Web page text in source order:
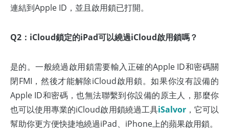
連結到Apple ID，並且啟用鎖已打開。
Q2：iCloud鎖定的iPad可以繞過iCloud啟用鎖嗎？
是的。一般繞過啟用鎖需要輸入正確的Apple ID和密碼關
閉FMI，然後才能解除iCloud啟用鎖。如果你沒有設備的
Apple ID和密碼，也無法聯繫到你設備的原主人，那麼你
也可以使用專業的iCloud啟用鎖繞過工具iSalvor，它可以
幫助你更方便快捷地繞過iPad、iPhone上的蘋果啟用鎖。